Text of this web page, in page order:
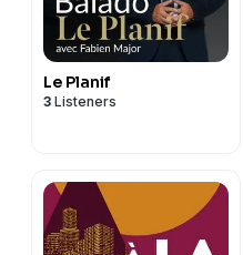
Le Planif
3 Listeners